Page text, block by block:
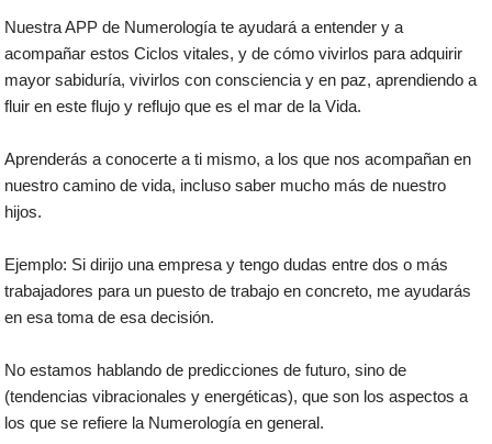
Nuestra APP de Numerología te ayudará a entender y a
acompañar estos Ciclos vitales, y de cómo vivirlos para adquirir
mayor sabiduría, vivirlos con consciencia y en paz, aprendiendo a
fluir en este flujo y reflujo que es el mar de la Vida.
Aprenderás a conocerte a ti mismo, a los que nos acompañan en
nuestro camino de vida, incluso saber mucho más de nuestro
hijos.
Ejemplo: Si dirijo una empresa y tengo dudas entre dos o más
trabajadores para un puesto de trabajo en concreto, me ayudarás
en esa toma de esa decisión.
No estamos hablando de predicciones de futuro, sino de
(tendencias vibracionales y energéticas), que son los aspectos a
los que se refiere la Numerología en general.